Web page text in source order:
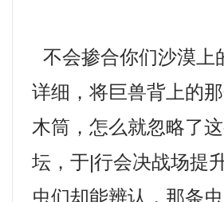
不会掺合你们沙漠上
详细，将巨兽背上的
木筒，怎么就忽略了
坛，于|行会决战场提
虫们却能辨认，那条